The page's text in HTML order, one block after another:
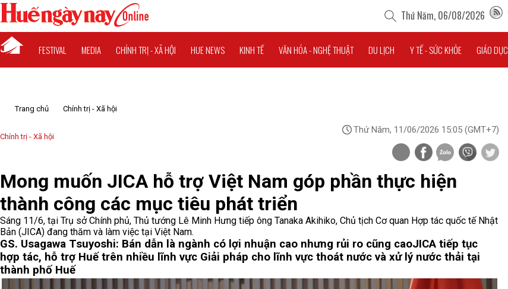
Thứ Năm, 06/08/2026
FESTIVAL MEDIA CHÍNH TRỊ - XÃ HỘI HUE NEWS KINH TẾ VĂN HÓA - NGHỆ THUẬT DU LỊCH Y TẾ - SỨC KHỎE GIÁO DỤC
Trang chủ Chính trị - Xã hội
Chính trị - Xã hội
Thứ Năm, 11/06/2026 15:05 (GMT+7)
Mong muốn JICA hỗ trợ Việt Nam góp phần thực hiện
thành công các mục tiêu phát triển
Sáng 11/6, tại Trụ sở Chính phủ, Thủ tướng Lê Minh Hưng tiếp ông Tanaka Akihiko, Chủ tịch Cơ quan Hợp tác quốc tế Nhật
Bản (JICA) đang thăm và làm việc tại Việt Nam.
GS. Usagawa Tsuyoshi: Bán dẫn là ngành có lợi nhuận cao nhưng rủi ro cũng caoJICA tiếp tục
hợp tác, hỗ trợ Huế trên nhiều lĩnh vực Giải pháp cho lĩnh vực thoát nước và xử lý nước thải tại
thành phố Huế